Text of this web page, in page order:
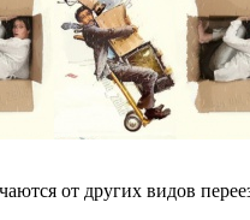
от других видов